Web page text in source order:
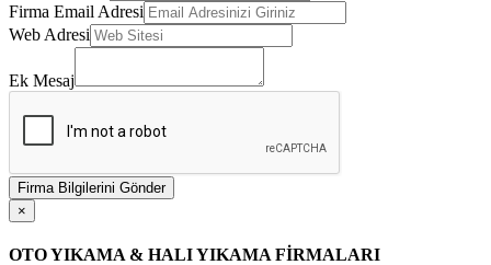
Firma Email Adresi
Web Adresi
Ek Mesaj
Firma Bilgilerini Gönder
×
OTO YIKAMA & HALI YIKAMA FİRMALARI